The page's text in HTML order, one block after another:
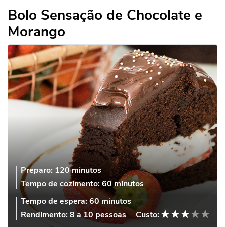
Bolo Sensação de Chocolate e
Morango
Preparo: 120 minutos
Tempo de cozimento:60 minutos
Tempo de espera:60 minutos
Rendimento: 8 a 10 pessoas
Custo: